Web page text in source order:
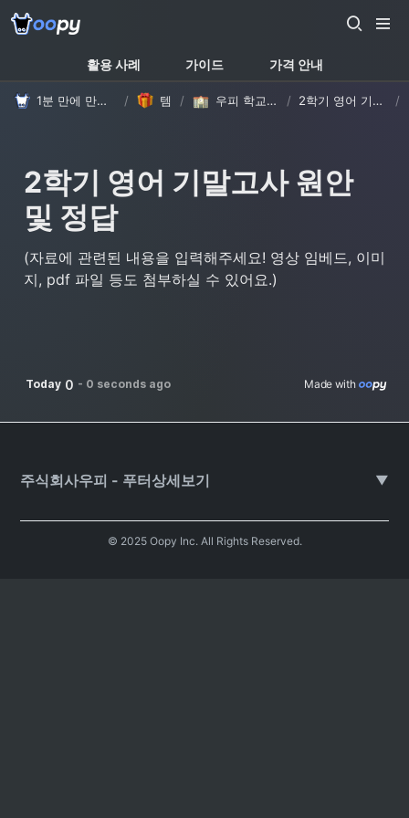
활용 사례 가이드 가격 안내
1분 만에 만드는 노션 웹사이트, 우피! / 템플릿/ 우피 학교/학원 템플릿 / 2학기 영어 기말고사 원안 및 정답 /
2학기 영어 기말고사 원안
및 정답
(자료에 관련된 내용을 입력해주세요! 영상 임베드, 이미
지, pdf 파일 등도 첨부하실 수 있어요.)
Today 0 - 0 seconds ago Made with
주식회사우피 - 푸터상세보기 ▼
© 2025 Oopy Inc. All Rights Reserved.